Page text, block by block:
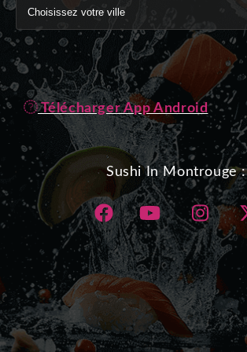
Télécharger App Android
Sushi In Montrouge :